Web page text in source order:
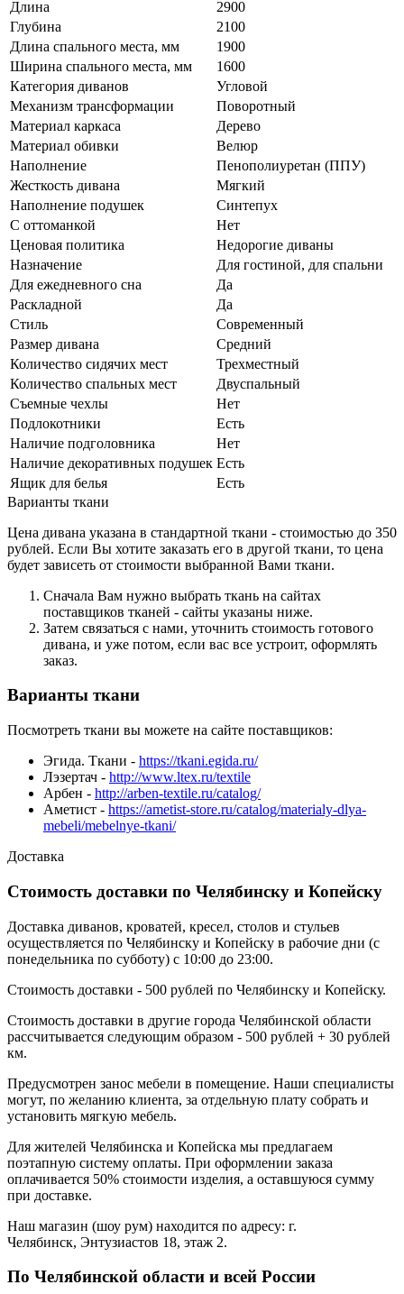
Длина
2900
Глубина
2100
Длина спального места, мм
1900
Ширина спального места, мм
1600
Категория диванов
Угловой
Механизм трансформации
Поворотный
Материал каркаса
Дерево
Материал обивки
Велюр
Наполнение
Пенополиуретан (ППУ)
Жесткость дивана
Мягкий
Наполнение подушек
Синтепух
С оттоманкой
Нет
Ценовая политика
Недорогие диваны
Назначение
Для гостиной, для спальни
Для ежедневного сна
Да
Раскладной
Да
Стиль
Современный
Размер дивана
Средний
Количество сидячих мест
Трехместный
Количество спальных мест
Двуспальный
Съемные чехлы
Нет
Подлокотники
Есть
Наличие подголовника
Нет
Наличие декоративных подушек Есть
Ящик для белья
Есть
Варианты ткани
Цена дивана указана в стандартной ткани - стоимостью до 350
рублей. Если Вы хотите заказать его в другой ткани, то цена
будет зависеть от стоимости выбранной Вами ткани.
Сначала Вам нужно выбрать ткань на сайтах
поставщиков тканей - сайты указаны ниже.
Затем связаться с нами, уточнить стоимость готового
дивана, и уже потом, если вас все устроит, оформлять
заказ.
Варианты ткани
Посмотреть ткани вы можете на сайте поставщиков:
Эгида. Ткани - https://tkani.egida.ru/
Лэзертач - http://www.ltex.ru/textile
Арбен - http://arben-textile.ru/catalog/
Аметист - https://ametist-store.ru/catalog/materialy-dlya-
mebeli/mebelnye-tkani/
Доставка
Стоимость доставки по Челябинску и Копейску
Доставка диванов, кроватей, кресел, столов и стульев
осуществляется по Челябинску и Копейску в рабочие дни (с
понедельника по субботу) с 10:00 до 23:00.
Стоимость доставки - 500 рублей по Челябинску и Копейску.
Стоимость доставки в другие города Челябинской области
рассчитывается следующим образом - 500 рублей + 30 рублей
км.
Предусмотрен занос мебели в помещение. Наши специалисты
могут, по желанию клиента, за отдельную плату собрать и
установить мягкую мебель.
Для жителей Челябинска и Копейска мы предлагаем
поэтапную систему оплаты. При оформлении заказа
оплачивается 50% стоимости изделия, а оставшуюся сумму
при доставке.
Наш магазин (шоу рум) находится по адресу: г.
Челябинск, Энтузиастов 18, этаж 2.
По Челябинской области и всей России